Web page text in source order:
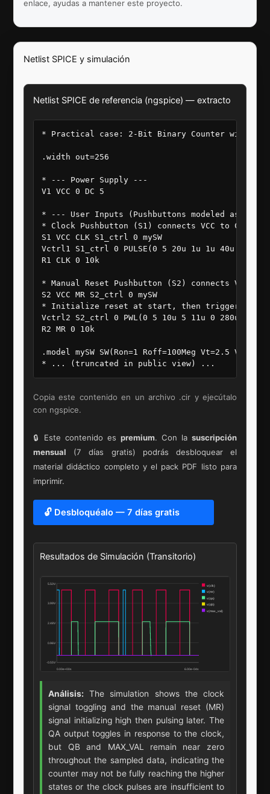
enlace, ayudas a mantener este proyecto.
Netlist SPICE y simulación
Netlist SPICE de referencia (ngspice) — extracto
* Practical case: 2-Bit Binary Counter with
.width out=256
* --- Power Supply ---
V1 VCC 0 DC 5
* --- User Inputs (Pushbuttons modeled as
* Clock Pushbutton (S1) connects VCC to CLK
S1 VCC CLK S1_ctrl 0 mySW
Vctrl1 S1_ctrl 0 PULSE(0 5 20u 1u 1u 40u 100u)
R1 CLK 0 10k
* Manual Reset Pushbutton (S2) connects VCC to
S2 VCC MR S2_ctrl 0 mySW
* Initialize reset at start, then trigger again
Vctrl2 S2_ctrl 0 PWL(0 5 10u 5 11u 0 280u 0
R2 MR 0 10k
.model mySW SW(Ron=1 Roff=100Meg Vt=2.5 Vh=0.5)
* ... (truncated in public view) ...
Copia este contenido en un archivo .cir y ejecútalo
con ngspice.
🔒 Este contenido es premium. Con la suscripción
mensual (7 días gratis) podrás desbloquear el
material didáctico completo y el pack PDF listo para
imprimir.
🔓 Desbloquéalo — 7 días gratis
Resultados de Simulación (Transitorio)
Análisis: The simulation shows the clock
signal toggling and the manual reset (MR)
signal initializing high then pulsing later. The
QA output toggles in response to the clock,
but QB and MAX_VAL remain near zero
throughout the sampled data, indicating the
counter may not be fully reaching the higher
states or the clock pulses are insufficient to